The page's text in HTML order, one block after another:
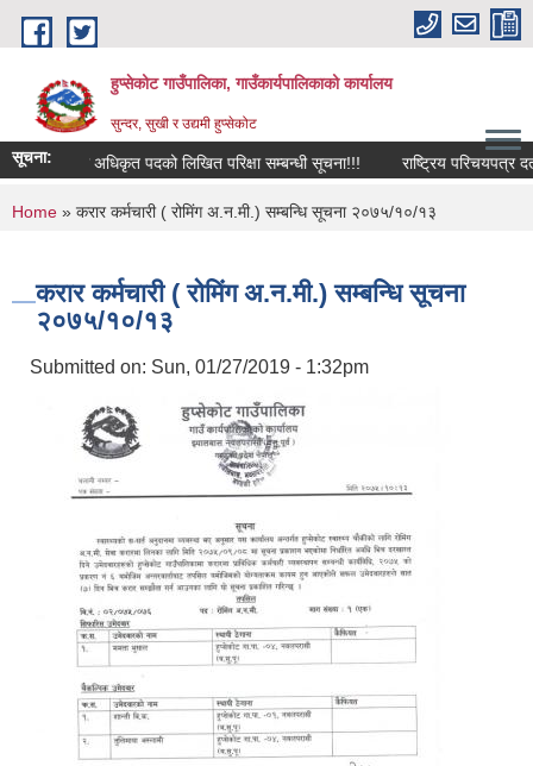
Skip to main content
हुप्सेकोट गाउँपालिका, गाउँकार्यपालिकाको कार्यालय
सुन्दर, सुखी र उद्यमी हुप्सेकोट
सूचना:नापी अधिकृत पदको लिखित परिक्षा सम्बन्धी सूचना!!! राष्‍ट्रिय परिचयपत्र दर्ता
You are here
Home » करार कर्मचारी ( रोमिंग अ.न.मी.) सम्बन्धि सूचना २०७५/१०/१३
करार कर्मचारी ( रोमिंग अ.न.मी.) सम्बन्धि सूचना
२०७५/१०/१३
Submitted on: Sun, 01/27/2019 - 1:32pm